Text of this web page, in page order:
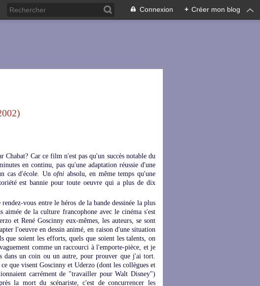
Connexion + Créer mon blog
Chabat? Car ce film n'est pas qu'un succès notable du
en continu, pas qu'une adaptation réussie d'une
cas d'école. Unofni absolu, en même temps qu'une
est bannie pour toute oeuvre qui a plus de dix
vous entre le héros de la bande dessinée la plus
de la culture francophone avec le cinéma s'est
et René Goscinny eux-mêmes, les auteurs, se sont
l'oeuvre en dessin animé, en raison d'une situation
que soient les efforts, quels que soient les talents, on
comme un raccourci à l'emporte-pièce, et je
dans un coin ou un autre, pour prouver que j'ai tort.
que visent Goscinny et Uderzo (dont les collègues et
carrément de "travailler pour Walt Disney")
la mort du scénariste, c'est de concurrencer les